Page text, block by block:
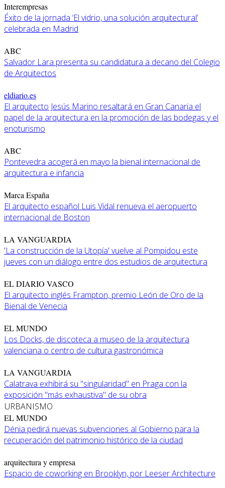
Interempresas
Éxito de la jornada ‘El vidrio, una solución arquitectural’
celebrada en Madrid
ABC
Salvador Lara presenta su candidatura a decano del Colegio
de Arquitectos
eldiario.es
El arquitecto Jesús Marino resaltará en Gran Canaria el
papel de la arquitectura en la promoción de las bodegas y el
enoturismo
ABC
Pontevedra acogerá en mayo la bienal internacional de
arquitectura e infancia
Marca España
El arquitecto español Luis Vidal renueva el aeropuerto
internacional de Boston
LA VANGUARDIA
'La construcción de la Utopía' vuelve al Pompidou este
jueves con un diálogo entre dos estudios de arquitectura
EL DIARIO VASCO
El arquitecto inglés Frampton, premio León de Oro de la
Bienal de Venecia
EL MUNDO
Los Docks, de discoteca a museo de la arquitectura
valenciana o centro de cultura gastronómica
LA VANGUARDIA
Calatrava exhibirá su "singularidad" en Praga con la
exposición "más exhaustiva" de su obra
URBANISMO
EL MUNDO
Dénia pedirá nuevas subvenciones al Gobierno para la
recuperación del patrimonio histórico de la ciudad
arquitectura y empresa
Espacio de coworking en Brooklyn, por Leeser Architecture